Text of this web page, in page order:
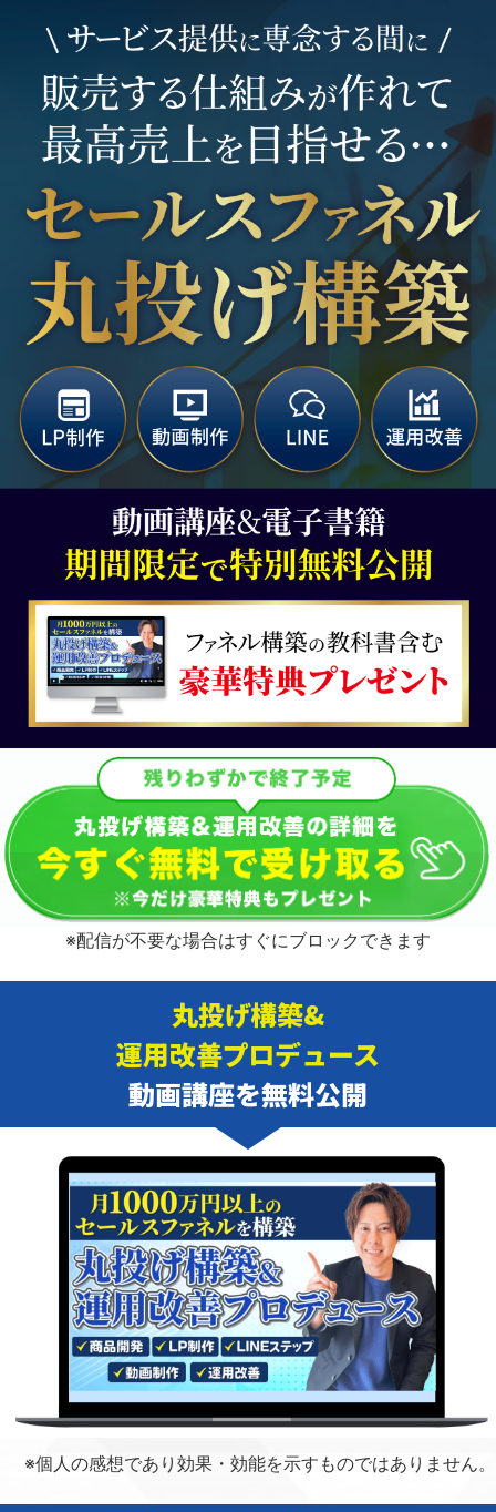
※配信が不要な場合はすぐにブロックできます
丸投げ構築&
運用改善プロデュース
動画講座を無料公開
※個人の感想であり効果・効能を示すものではありません。